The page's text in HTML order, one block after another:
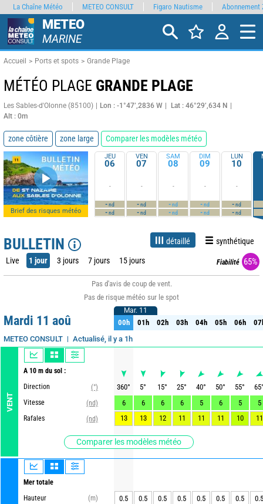
METEO
MARINE
Accueil Ports et spots Grande Plage
MÉTÉO PLAGE GRANDE PLAGE
Les Sables-d'Olonne (85100) Lon : -1°47’,2836 W
Lat : 46°29’,634 N
Alt : 0m
zone côtière zone large Comparer les modèles météo
Brief des risques météo
JEU
06
-
-nd
-nd
VEN
07
-
-nd
-nd
SAM
08
-
-nd
-nd
DIM
09
-
-nd
-nd
LUN
10
-
-nd
-nd
BULLETIN détaillé synthétique
Live 1 jour 3 jours 7 jours 15 jours Fiabilité 65%
Pas d'avis de coup de vent.
Pas de risque météo sur le spot
Mardi 11 aoû
METEO CONSULT Actualisé, il y a 1h
VENT
A 10 m du sol :
Direction
(°)
Vitesse
(nd)
Rafales
(nd)
Comparer les modèles météo
Mer totale
Hauteur
(m)
Mar. 11
00h 01h 02h 03h 04h 05h 06h
Mar. 11
00h 01h 02h 03h 04h 05h 06h
360° 5° 15° 25° 40° 50° 55° 65
6
6 6 6 5 6 5
5
13
13 12 11 11 11 10 11
0.5 0.5 0.5 0.5 0.5 0.5 0.5 0.5
La Chaîne Météo METEO CONSULT Figaro Nautisme Abonnement